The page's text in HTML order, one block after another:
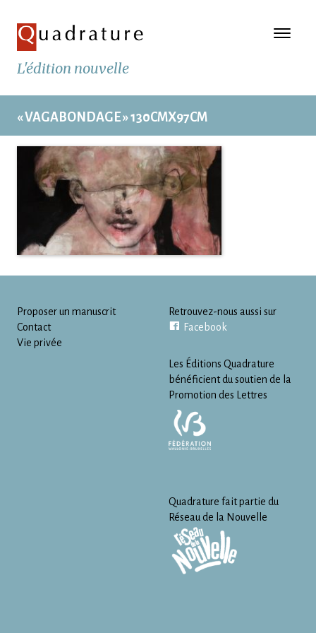
L'édition nouvelle
« VAGABONDAGE » 130CMX97CM
Proposer un manuscrit
Contact
Vie privée
Retrouvez-nous aussi sur
Facebook
Les Éditions Quadrature
bénéficient du soutien de la
Promotion des Lettres
Quadrature fait partie du
Réseau de la Nouvelle